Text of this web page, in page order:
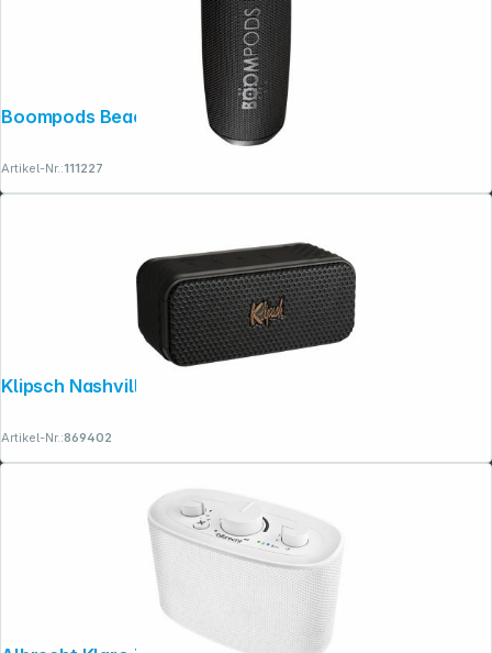
Boompods Beachboom 12 Black
Artikel-Nr.:111227
Klipsch Nashville
Artikel-Nr.:869402
Copyright © 2001 - 2026 dexxIT. Alle Rechte vorbehalten.